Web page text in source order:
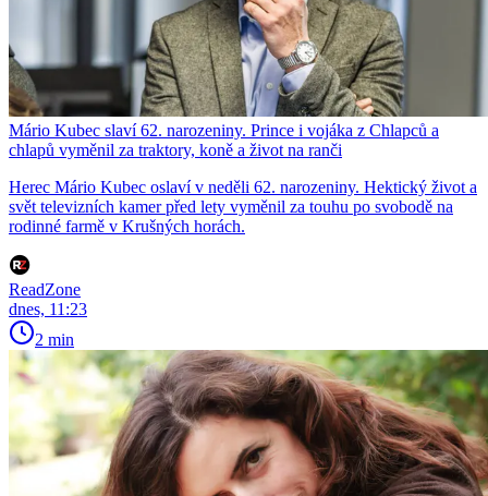
Mário Kubec slaví 62. narozeniny. Prince i vojáka z Chlapců a
chlapů vyměnil za traktory, koně a život na ranči
Herec Mário Kubec oslaví v neděli 62. narozeniny. Hektický život a
svět televizních kamer před lety vyměnil za touhu po svobodě na
rodinné farmě v Krušných horách.
ReadZone
dnes, 11:23
2 min